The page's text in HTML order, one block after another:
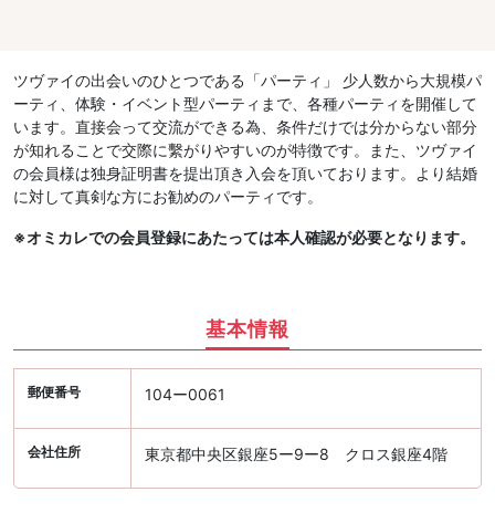
ツヴァイの出会いのひとつである「パーティ」 少人数から大規模パ
ーティ、体験・イベント型パーティまで、各種パーティを開催して
います。直接会って交流ができる為、条件だけでは分からない部分
が知れることで交際に繫がりやすいのが特徴です。また、ツヴァイ
の会員様は独身証明書を提出頂き入会を頂いております。より結婚
に対して真剣な方にお勧めのパーティです。
※オミカレでの会員登録にあたっては本人確認が必要となります。
基本情報
郵便番号 104ー0061
会社住所 東京都中央区銀座5ー9ー8 クロス銀座4階